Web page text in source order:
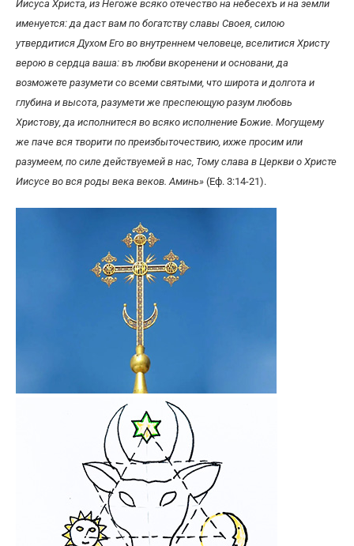
Иисуса Христа, из Негоже всяко отечество на небесехъ и на земли
именуется: да даст вам по богатству славы Своея, силою
утвердитися Духом Его во внутреннем человеце, вселитися Христу
верою в сердца ваша: въ любви вкоренени и основани, да
возможете разумети со всеми святыми, что широта и долгота и
глубина и высота, разумети же преспеющую разум любовь
Христову, да исполнитеся во всяко исполнение Божие. Могущему
же паче вся творити по преизбыточествию, ихже просим или
разумеем, по силе действуемей в нас, Тому слава в Церкви о Христе
Иисусе во вся роды века веков. Аминь» (Еф. 3:14-21).